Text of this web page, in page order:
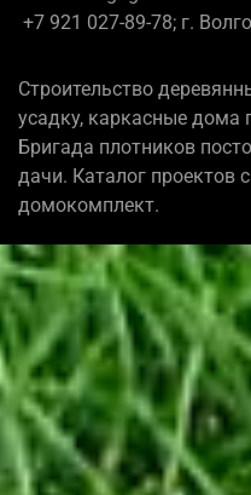
+7 921 027-89-78; г.
Строительство
усадку, каркасные
Бригада плотников
дачи. Каталог проектов
домокомплект.